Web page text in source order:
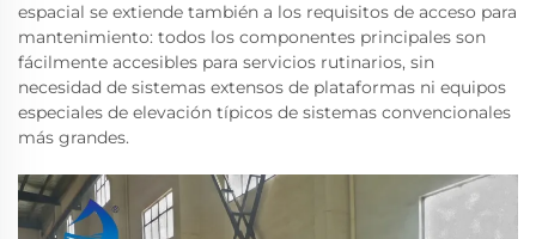
espacial se extiende también a los requisitos de acceso para
mantenimiento: todos los componentes principales son
fácilmente accesibles para servicios rutinarios, sin
necesidad de sistemas extensos de plataformas ni equipos
especiales de elevación típicos de sistemas convencionales
más grandes.